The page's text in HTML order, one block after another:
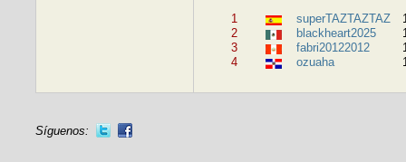
1
superTAZTAZTAZ
2
blackheart2025
3
fabri20122012
4
ozuaha
Síguenos: